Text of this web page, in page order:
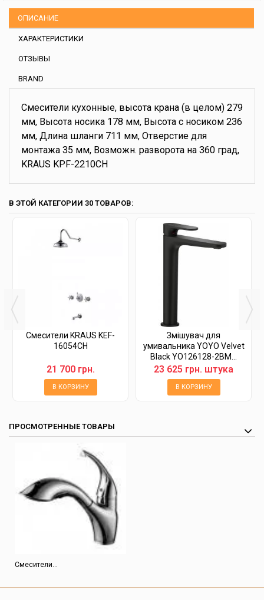
ОПИСАНИЕ
ХАРАКТЕРИСТИКИ
ОТЗЫВЫ
BRAND
Смесители кухонные, высота крана (в целом) 279
мм, Высота носика 178 мм, Высота с носиком 236
мм, Длина шланги 711 мм, Отверстие для
монтажа 35 мм, Возможн. разворота на 360 град,
KRAUS KPF-2210CH
В ЭТОЙ КАТЕГОРИИ 30 ТОВАРОВ:
Смесители KRAUS KEF-
16054CH
21 700 грн.
В КОРЗИНУ
Змішувач для
умивальника YOYO Velvet
Black YO126128-2BM...
23 625 грн. штука
В КОРЗИНУ
ПРОСМОТРЕННЫЕ ТОВАРЫ
Смесители...